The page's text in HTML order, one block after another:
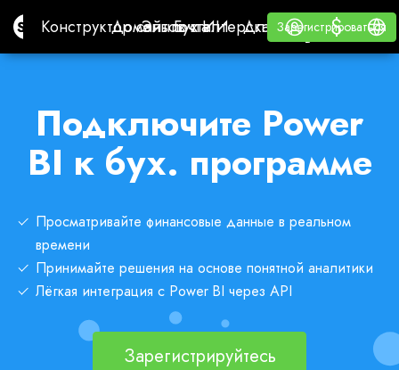
Site.proКонструктор сайтов с ИИ
Конструктор сайтов с ИИ
Домены
ДоменыЭл. почта
Эл. почта
Бухгалтерская программа
Бухгалтерская программа
Для
Для Реселлеров
ВАЙТ ЛЕЙБЛ
Обучение
Обучение
Зарегистрироваться
Зарегистрироваться
Войти $
$
Подключите Power
BI к бух. программе
Просматривайте финансовые данные в реальном
времени
Принимайте решения на основе понятной аналитики
Лёгкая интеграция с Power BI через API
Зарегистрируйтесь